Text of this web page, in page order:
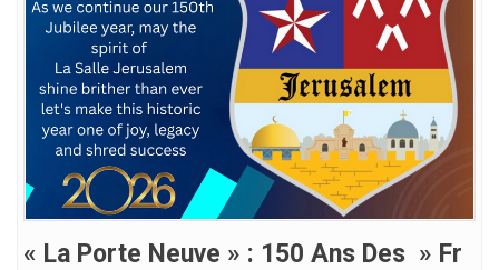
« La Porte Neuve » : 150 Ans Des » Fr